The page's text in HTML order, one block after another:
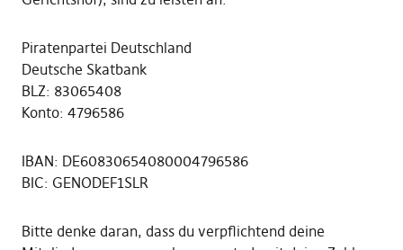
Piratenpartei Deutschland
Deutsche Skatbank
BLZ: 83065408
Konto: 4796586
IBAN: DE60830654080004796586
BIC: GENODEF1SLR
Bitte denke daran, dass du verpflichtend deine